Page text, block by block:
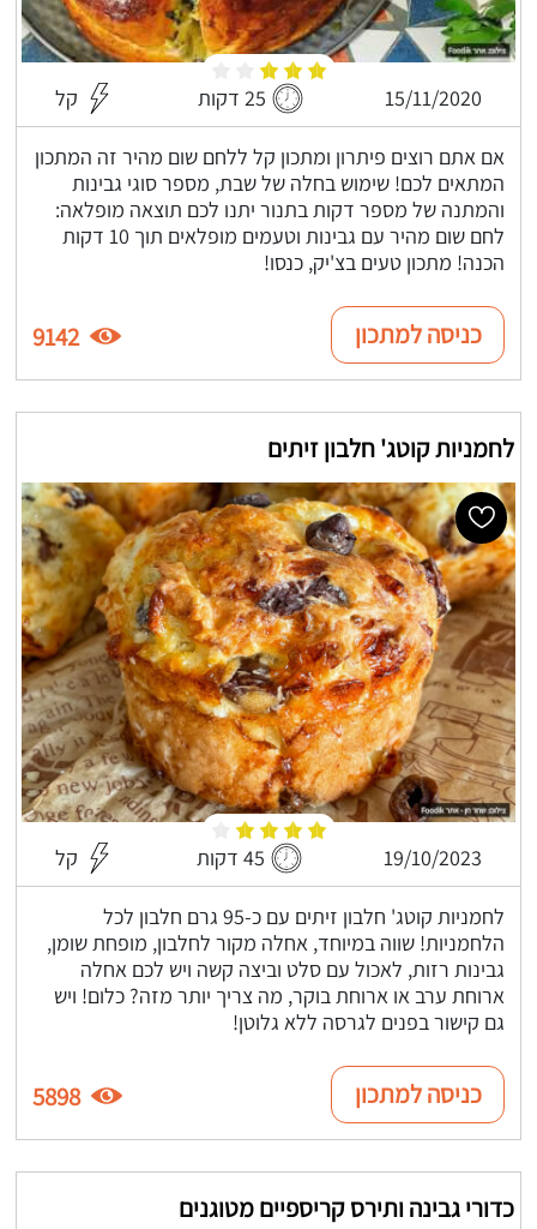
15/11/2020 25 דקות קל
אם אתם רוצים פיתרון ומתכון קל ללחם שום מהיר זה המתכון
המתאים לכם! שימוש בחלה של שבת, מספר סוגי גבינות
והמתנה של מספר דקות בתנור יתנו לכם תוצאה מופלאה:
לחם שום מהיר עם גבינות וטעמים מופלאים תוך 10 דקות
הכנה! מתכון טעים בצ'יק, כנסו!
כניסה למתכון 9142
לחמניות קוטג' חלבון זיתים
19/10/2023 45 דקות קל
לחמניות קוטג' חלבון זיתים עם כ-95 גרם חלבון לכל
הלחמניות! שווה במיוחד, אחלה מקור לחלבון, מופחת שומן,
גבינות רזות, לאכול עם סלט וביצה קשה ויש לכם אחלה
ארוחת ערב או ארוחת בוקר, מה צריך יותר מזה? כלום! ויש
גם קישור בפנים לגרסה ללא גלוטן!
כניסה למתכון 5898
כדורי גבינה ותירס קריספיים מטוגנים